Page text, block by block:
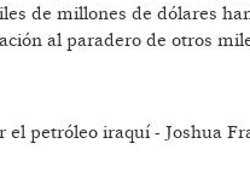
de millones de dólares
al paradero de otros
petróleo iraquí - Joshua